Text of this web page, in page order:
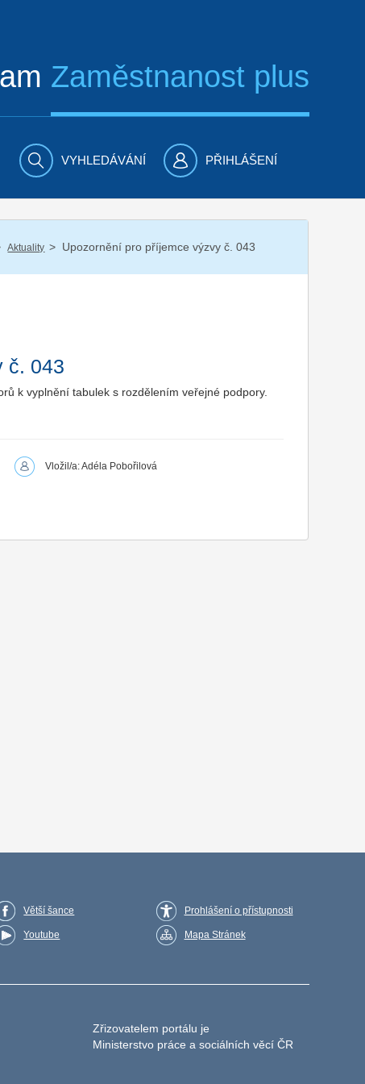
Zaměstnanost plus
VYHLEDÁVÁNÍ PŘIHLÁŠENÍ
Aktuality / Upozornění pro příjemce výzvy č. 043
č. 043
k vyplnění tabulek s rozdělením veřejné podpory.
Vložil/a: Adéla Pobořilová
Větší šance
Youtube
Prohlášení o přístupnosti
Mapa Stránek
Zřizovatelem portálu je
Ministerstvo práce a sociálních věcí ČR